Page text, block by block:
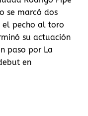
se marcó dos
el pecho al toro
su actuación
paso por La
en